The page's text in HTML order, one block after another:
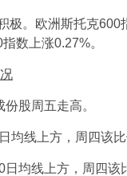
极。欧洲斯托克
数上涨0.27%。
股周五走高。
均线上方，周四该
均线上方，周四该